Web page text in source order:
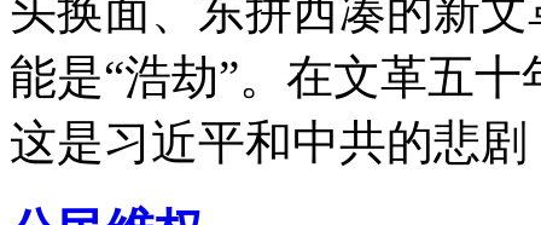
头换面、东拼西凑的新
能是“浩劫”。在文革五
这是习近平和中共的悲